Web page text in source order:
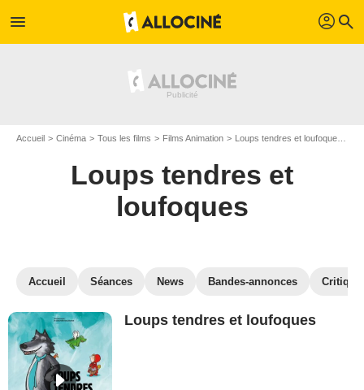
menu profil search
Accueil Cinéma Tous les films Films Animation Loups tendres et loufoques
Loups tendres et
loufoques
Accueil Séances News Bandes-annonces
Loups tendres et loufoques